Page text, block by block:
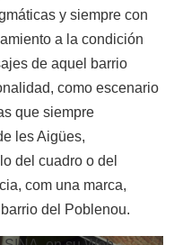
y siempre con
a la condición
de aquel barrio
como escenario
que siempre
les Aigües,
del cuadro o del
com una marca,
del Poblenou.